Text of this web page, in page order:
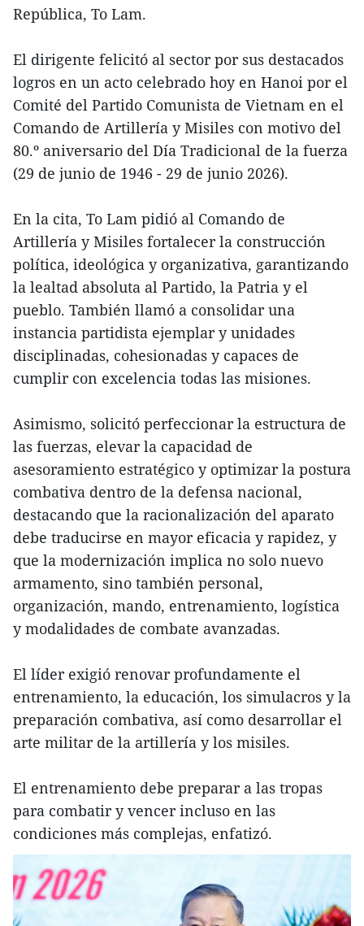
República, To Lam.
El dirigente felicitó al sector por sus destacados
logros en un acto celebrado hoy en Hanoi por el
Comité del Partido Comunista de Vietnam en el
Comando de Artillería y Misiles con motivo del
80.º aniversario del Día Tradicional de la fuerza
(29 de junio de 1946 - 29 de junio 2026).
En la cita, To Lam pidió al Comando de
Artillería y Misiles fortalecer la construcción
política, ideológica y organizativa, garantizando
la lealtad absoluta al Partido, la Patria y el
pueblo. También llamó a consolidar una
instancia partidista ejemplar y unidades
disciplinadas, cohesionadas y capaces de
cumplir con excelencia todas las misiones.
Asimismo, solicitó perfeccionar la estructura de
las fuerzas, elevar la capacidad de
asesoramiento estratégico y optimizar la postura
combativa dentro de la defensa nacional,
destacando que la racionalización del aparato
debe traducirse en mayor eficacia y rapidez, y
que la modernización implica no solo nuevo
armamento, sino también personal,
organización, mando, entrenamiento, logística
y modalidades de combate avanzadas.
El líder exigió renovar profundamente el
entrenamiento, la educación, los simulacros y la
preparación combativa, así como desarrollar el
arte militar de la artillería y los misiles.
El entrenamiento debe preparar a las tropas
para combatir y vencer incluso en las
condiciones más complejas, enfatizó.